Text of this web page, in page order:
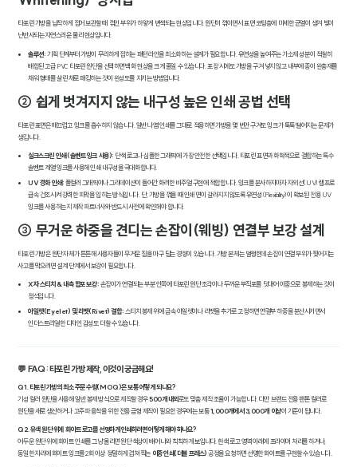
타포린 가방을 납작하게 접어 보관할 때 꺾인 부위가 하얗게 변색되는 현상입니다. 원단이 꺾이면서 표면 코팅층에 미세한 균열이 생겨 빛이
난반사되는 자연스러운 물리 현상입니다.
솔루션: 기획 단계부터 가방이 무리하게 접히는 패턴 라인을 최소화하는 설계가 필요합니다. 유연성을 높여주는 가소제 성분이 적절히
배합된 고급 PVC 타포린 원단을 선택하면 백화 현상을 크게 줄일 수 있습니다. 포장 시에도 가방을 구겨 넣지 않고 내부에 종이 완충재를
채워 형태를 살린 채로 패킹하는 것이 완성도를 지키는 방법입니다.
② 쉽게 벗겨지지 않는 내구성 높은 인쇄 공법 선택
타포린 표면은 매끄럽고 잉크를 흡수하지 않습니다. 일반 나염 인쇄를 그대로 적용하면 가방을 몇 번만 구겨도 잉크가 툭툭 떨어지는 문제가
생깁니다.
실크스크린 인쇄 (솔벤트 잉크 사용): 단색 로고나 심플한 그래픽에 가장 안전한 선택입니다. 타포린 표면과 화학적으로 결합하는 특수
솔벤트 계열 잉크를 사용해 인쇄 내구성을 극대화합니다.
UV 경화 인쇄: 풀컬러 그래픽이나 그라데이션이 들어간 화려한 비주얼 구현에 적합합니다. 잉크를 분사하자마자 자외선(UV) 램프로
급속 건조시켜 강력한 피막을 입히는 방식입니다. 단, 가방을 꺾을 때 인쇄 면이 갈라지지 않도록 유연성(Flexibility)이 확보된 전용 UV
잉크를 사용하는지 제작 파트너사와 반드시 사전에 확인해야 합니다.
③ 무거운 하중을 견디는 손잡이(웨빙) 연결부 보강 설계
타포린 가방은 원단 자체가 튼튼해 사용자들이 무거운 짐을 마구 담는 경향이 있습니다. 가방 본체는 멀쩡한데 손잡이 연결 부위가 찢어지는
사고를 막으려면 설계 단계에서 보강이 필요합니다.
X자 스티치 & 내측 합포 보강: 손잡이가 연결되는 부분 안쪽에 타포린 원단 조각이나 두꺼운 부직포를 덧대어 이중으로 봉제하는 것이
정석입니다.
아일렛(Eyelet) 및 리벳(Rivet) 결합: 스티치 봉제 위에 금속 아일렛이나 리벳을 추가로 고정하면 연결부 하중을 분산시키면서
인더스트리얼한 디자인 감성도 더할 수 있습니다.
💬 FAQ : 타포린 가방 제작, 이것이 궁금해요!
Q1. 타포린 가방의 최소 주문 수량(MOQ)은 보통 어떻게 되나요?
기성 컬러 원단을 사용해 일반 봉제 방식으로 제작할 경우500개 내외 로도 맞춤 제작 조율이 가능합니다. 다만 브랜드 전용 팬톤 컬러로
원단을 새로 생산하거나 고주파 융착을 위한 전용 금형 제작이 필요한 경우에는 보통1,000개에서 3,000개 이상이 기준이 됩니다.
Q2. 유색 원단 위에 화이트 로고를 선명하게 인쇄하려면 어떻게 해야 하나요?
어두운 원단 위에 화이트 인쇄를 그냥 올리면 원단 색상이 배어 나와 칙칙하게 보입니다. 흰색 로고 영역 아래에 프라이머 처리를 하거나,
동일한 자리에 화이트 잉크를 2회 이상 정밀하게 겹쳐 찍는 이중 인쇄(더블 프레스) 공정을 요청하면 선명한 화이트를 구현할 수 있습니다.